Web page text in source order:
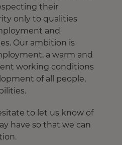
their
only to qualities
and
Our ambition is
a warm and
working conditions
of all people,
to let us know of
have so that we can